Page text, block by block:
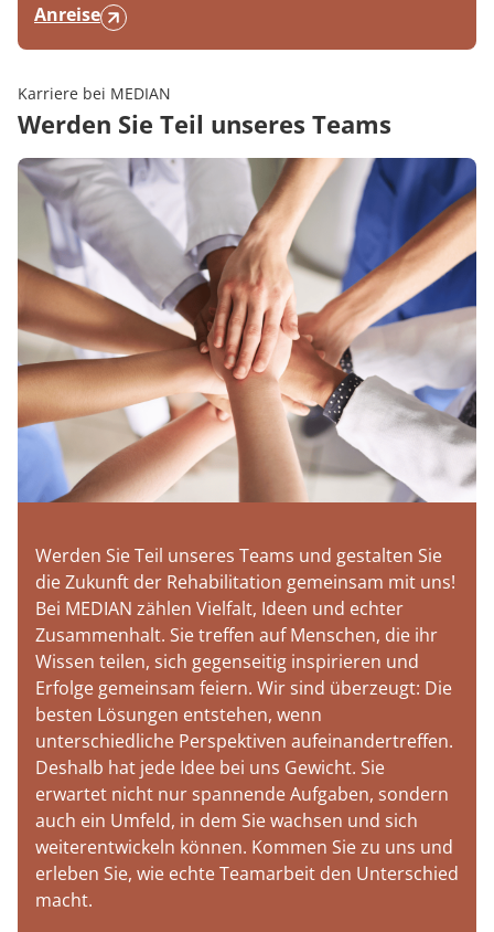
Anreise
Karriere bei MEDIAN
Werden Sie Teil unseres Teams
Werden Sie Teil unseres Teams und gestalten Sie
die Zukunft der Rehabilitation gemeinsam mit uns!
Bei MEDIAN zählen Vielfalt, Ideen und echter
Zusammenhalt. Sie treffen auf Menschen, die ihr
Wissen teilen, sich gegenseitig inspirieren und
Erfolge gemeinsam feiern. Wir sind überzeugt: Die
besten Lösungen entstehen, wenn
unterschiedliche Perspektiven aufeinandertreffen.
Deshalb hat jede Idee bei uns Gewicht. Sie
erwartet nicht nur spannende Aufgaben, sondern
auch ein Umfeld, in dem Sie wachsen und sich
weiterentwickeln können. Kommen Sie zu uns und
erleben Sie, wie echte Teamarbeit den Unterschied
macht.